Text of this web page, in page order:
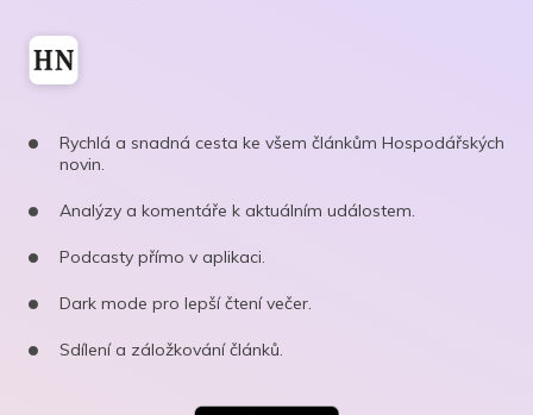
Rychlá a snadná cesta ke všem článkům Hospodářských
novin.
Analýzy a komentáře k aktuálním událostem.
Podcasty přímo v aplikaci.
Dark mode pro lepší čtení večer.
Sdílení a záložkování článků.